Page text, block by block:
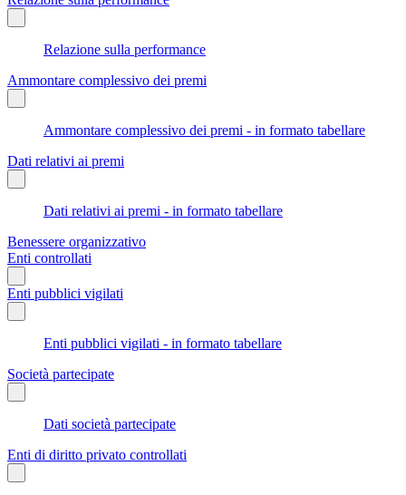
Relazione sulla performance
Ammontare complessivo dei premi
Ammontare complessivo dei premi - in formato tabellare
Dati relativi ai premi
Dati relativi ai premi - in formato tabellare
Benessere organizzativo
Enti controllati
Enti pubblici vigilati
Enti pubblici vigilati - in formato tabellare
Società partecipate
Dati società partecipate
Enti di diritto privato controllati